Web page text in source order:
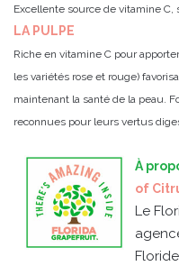
Excellente source de vitamine C,
LA PULPE
Riche en vitamine C pour
les variétés rose et rouge)
maintenant la santé de la peau.
reconnues pour leurs vertus
À
of
Le